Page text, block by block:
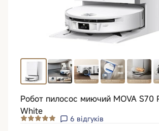
Робот пилосос миючий MOVA S70
White
6 відгуків